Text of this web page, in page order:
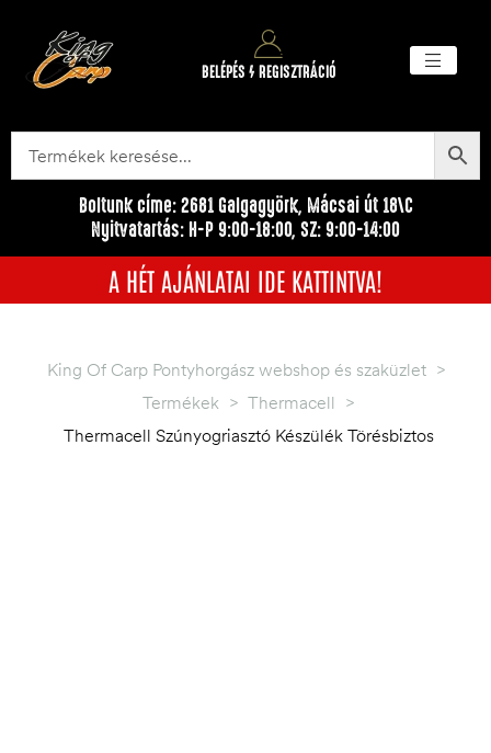
BELÉPÉS / REGISZTRÁCIÓ
Boltunk címe: 2681 Galgagyörk, Mácsai út 18\C
Nyitvatartás: H-P 9:00-18:00, SZ: 9:00-14:00
A HÉT AJÁNLATAI IDE KATTINTVA!
King Of Carp Pontyhorgász webshop és szaküzlet >
Termékek > Thermacell >
Thermacell Szúnyogriasztó Készülék Törésbiztos